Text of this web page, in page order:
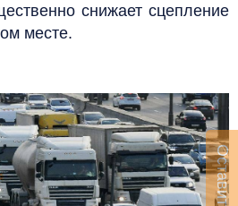
снижает сцепление
месте.